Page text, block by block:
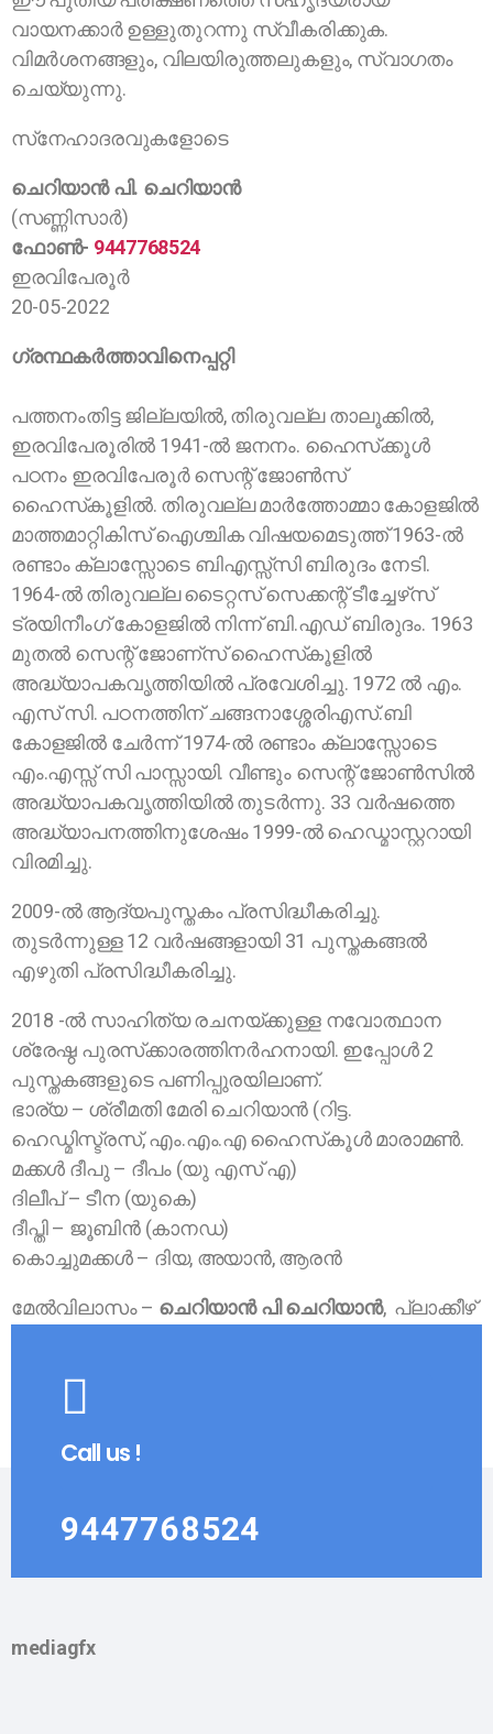
വായനക്കാര്‍ ഉള്ളുതുറന്നു സ്വീകരിക്കുക.
വിമര്‍ശനങ്ങളും, വിലയിരുത്തലുകളും, സ്വാഗതം
ചെയ്യുന്നു.
സ്‌നേഹാദരവുകളോടെ
ചെറിയാന്‍ പി. ചെറിയാന്‍
(സണ്ണിസാര്‍)
ഫോണ്‍- 9447768524
ഇരവിപേരൂര്‍
20-05-2022
ഗ്രന്ഥകര്‍ത്താവിനെപ്പറ്റി
പത്തനംതിട്ട ജില്ലയില്‍, തിരുവല്ല താലൂക്കില്‍,
ഇരവിപേരൂരില്‍ 1941-ല്‍ ജനനം. ഹൈസ്‌ക്കൂള്‍
പഠനം ഇരവിപേരൂര്‍ സെന്റ് ജോണ്‍സ്
ഹൈസ്‌കൂളില്‍. തിരുവല്ല മാര്‍ത്തോമ്മാ കോളജില്‍
മാത്തമാറ്റികിസ് ഐശ്ചിക വിഷയമെടുത്ത് 1963-ല്‍
രണ്ടാം ക്ലാസ്സോടെ ബിഎസ്സ്‌സി ബിരുദം നേടി.
1964-ല്‍ തിരുവല്ല ടൈറ്റസ് സെക്കന്റ് ടീച്ചേഴ്‌സ്
ട്രയിനീംഗ് കോളജില്‍ നിന്ന് ബി.എഡ് ബിരുദം. 1963
മുതല്‍ സെന്റ് ജോണ്‌സ് ഹൈസ്‌കൂളില്‍
അദ്ധ്യാപകവൃത്തിയില്‍ പ്രവേശിച്ചു. 1972 ല്‍ എം.
എസ് സി. പഠനത്തിന് ചങ്ങനാശ്ശേരിഎസ്.ബി
കോളജില്‍ ചേര്‍ന്ന് 1974-ല്‍ രണ്ടാം ക്ലാസ്സോടെ
എം.എസ്സ് സി പാസ്സായി. വീണ്ടും സെന്റ് ജോണ്‍സില്‍
അദ്ധ്യാപകവൃത്തിയില്‍ തുടര്‍ന്നു. 33 വര്‍ഷത്തെ
അദ്ധ്യാപനത്തിനുശേഷം 1999-ല്‍ ഹെഡ്മാസ്റ്ററായി
വിരമിച്ചു.
2009-ല്‍ ആദ്യപുസ്തകം പ്രസിദ്ധീകരിച്ചു.
തുടര്‍ന്നുള്ള 12 വര്‍ഷങ്ങളായി 31 പുസ്തകങ്ങല്‍
എഴുതി പ്രസിദ്ധീകരിച്ചു.
2018 -ല്‍ സാഹിത്യ രചനയ്ക്കുള്ള നവോത്ഥാന
ശ്രേഷ്ഠ പുരസ്‌ക്കാരത്തിനര്‍ഹനായി. ഇപ്പോള്‍ 2
പുസ്തകങ്ങളുടെ പണിപ്പുരയിലാണ്.
ഭാര്യ – ശ്രീമതി മേരി ചെറിയാന്‍ (റിട്ട.
ഹെഡ്മിസ്ട്രസ്, എം.എം.എ ഹൈസ്‌കൂള്‍ മാരാമണ്‍.
മക്കള്‍ ദീപു – ദീപം (യു എസ് എ)
ദിലീപ് – ടീന (യുകെ)
ദീപ്തി – ജൂബിൻ (കാനഡ)
കൊച്ചുമക്കള്‍ – ദിയ, അയാന്‍, ആരന്‍
മേല്‍വിലാസം – ചെറിയാന്‍ പി ചെറിയാന്‍, പ്ലാക്കീഴ്
Call us !
9447768524
mediagfx